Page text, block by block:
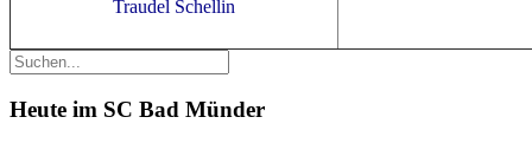
Traudel Schellin
Heute im SC Bad Münder